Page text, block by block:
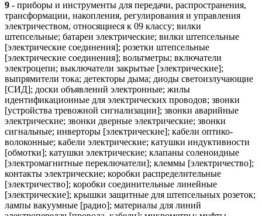
9 - приборы и инструменты для передачи, распространения,
трансформации, накопления, регулирования и управления
электричеством, относящиеся к 09 классу; вилки
штепсельные; батареи электрические; вилки штепсельные
[электрические соединения]; розетки штепсельные
[электрические соединения]; вольтметры; включатели
электроцепи; выключатели закрытые [электрические];
выпрямители тока; детекторы дыма; диоды светоизлучающие
[СИД]; доски объявлений электронные; жилы
идентификационные для электрических проводов; звонки
[устройства тревожной сигнализации]; звонки аварийные
электрические; звонки дверные электрические; звонки
сигнальные; инверторы [электрические]; кабели оптико-
волоконные; кабели электрические; катушки индуктивности
[обмотки]; катушки электрические; клапаны соленоидные
[электромагнитные переключатели]; клеммы [электричество];
контакты электрические; коробки распределительные
[электричество]; коробки соединительные линейные
[электрические]; крышки защитные для штепсельных розеток;
лампы вакуумные [радио]; материалы для линий